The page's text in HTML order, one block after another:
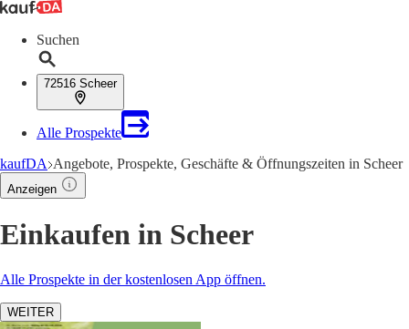
Suchen
72516 Scheer
Alle Prospekte
kaufDA Angebote, Prospekte, Geschäfte & Öffnungszeiten in Scheer
Anzeigen
Einkaufen in Scheer
Alle Prospekte in der kostenlosen App öffnen.
WEITER